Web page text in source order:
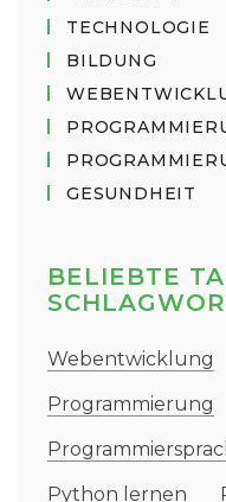
TECHNOLOGIE
BILDUNG
GESUNDHEIT
BELIEBTE
Webentwicklung
Programmierung
Python lernen